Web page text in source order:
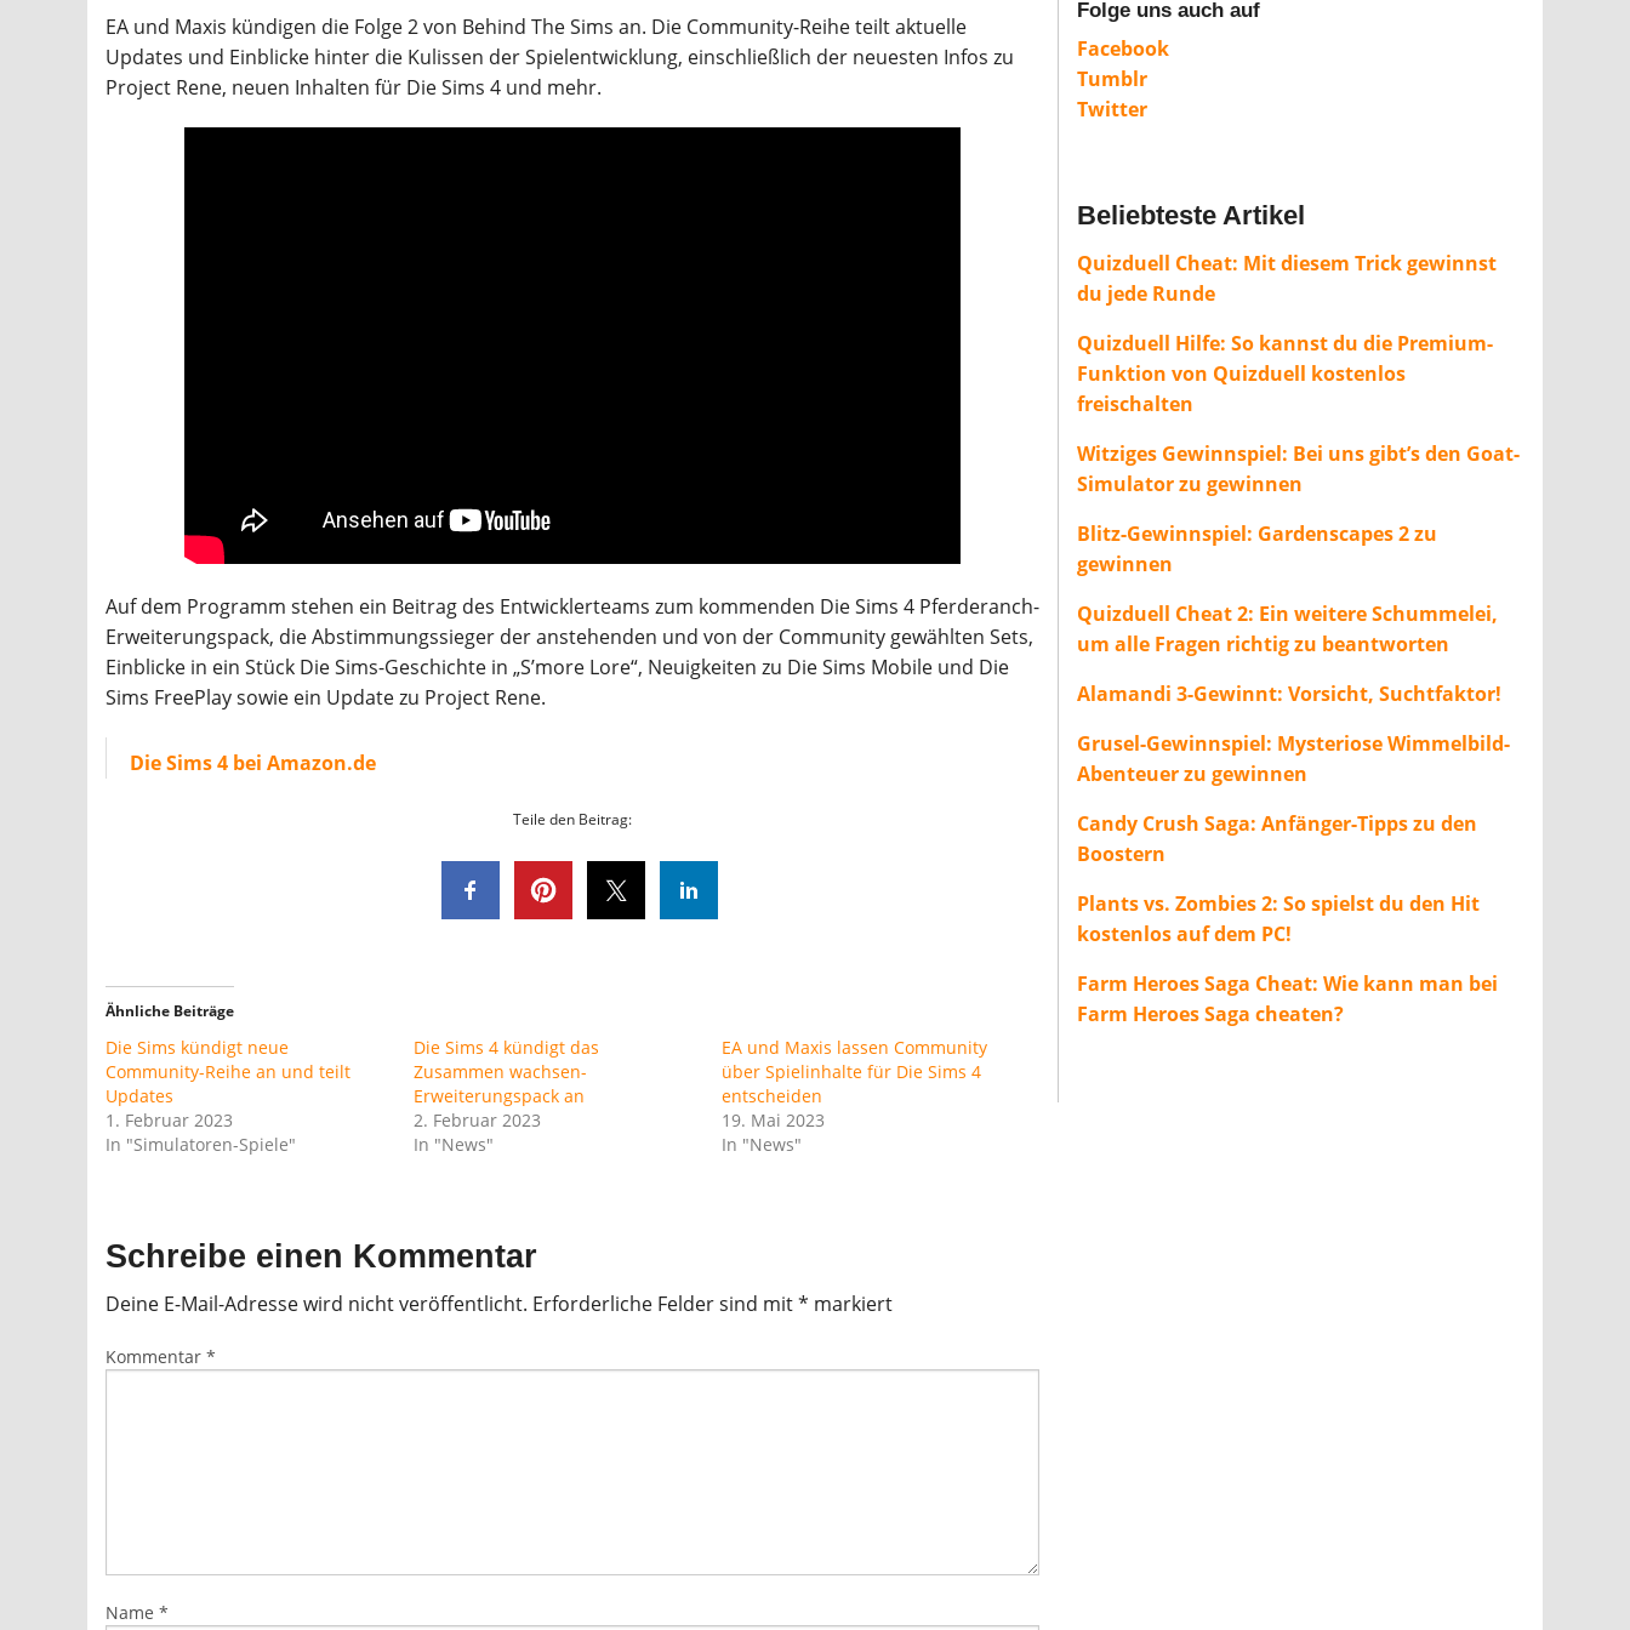
EA und Maxis kündigen die Folge 2 von Behind The Sims an. Die Community-Reihe teilt aktuelle
Updates und Einblicke hinter die Kulissen der Spielentwicklung, einschließlich der neuesten Infos zu
Project Rene, neuen Inhalten für Die Sims 4 und mehr.
Auf dem Programm stehen ein Beitrag des Entwicklerteams zum kommenden Die Sims 4 Pferderanch-
Erweiterungspack, die Abstimmungssieger der anstehenden und von der Community gewählten Sets,
Einblicke in ein Stück Die Sims-Geschichte in „S’more Lore“, Neuigkeiten zu Die Sims Mobile und Die
Sims FreePlay sowie ein Update zu Project Rene.
Die Sims 4 bei Amazon.de
Teile den Beitrag:
Ähnliche Beiträge
Die Sims kündigt neue
Community-Reihe an und teilt
Updates
1. Februar 2023
In "Simulatoren-Spiele"
Die Sims 4 kündigt das
Zusammen wachsen-
Erweiterungspack an
2. Februar 2023
In "News"
EA und Maxis lassen Community
über Spielinhalte für Die Sims 4
entscheiden
19. Mai 2023
In "News"
Schreibe einen Kommentar
Deine E-Mail-Adresse wird nicht veröffentlicht. Erforderliche Felder sind mit* markiert
Kommentar *
Name *
Folge uns auch auf
Facebook
Tumblr
Twitter
Beliebteste Artikel
Quizduell Cheat: Mit diesem Trick gewinnst
du jede Runde
Quizduell Hilfe: So kannst du die Premium-
Funktion von Quizduell kostenlos
freischalten
Witziges Gewinnspiel: Bei uns gibt’s den Goat-
Simulator zu gewinnen
Blitz-Gewinnspiel: Gardenscapes 2 zu
gewinnen
Quizduell Cheat 2: Ein weitere Schummelei,
um alle Fragen richtig zu beantworten
Alamandi 3-Gewinnt: Vorsicht, Suchtfaktor!
Grusel-Gewinnspiel: Mysteriose Wimmelbild-
Abenteuer zu gewinnen
Candy Crush Saga: Anfänger-Tipps zu den
Boostern
Plants vs. Zombies 2: So spielst du den Hit
kostenlos auf dem PC!
Farm Heroes Saga Cheat: Wie kann man bei
Farm Heroes Saga cheaten?